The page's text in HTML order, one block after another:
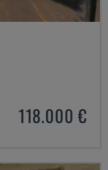
118.000 €